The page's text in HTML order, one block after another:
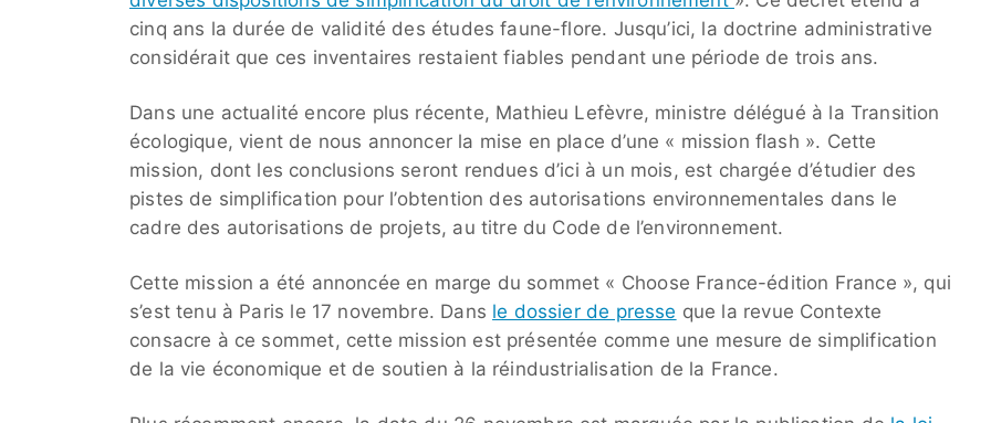
cinq ans la durée de validité des études faune-flore. Jusqu’ici, la doctrine administrative
considérait que ces inventaires restaient fiables pendant une période de trois ans.
Dans une actualité encore plus récente, Mathieu Lefèvre, ministre délégué à la Transition
écologique, vient de nous annoncer la mise en place d’une « mission flash ». Cette
mission, dont les conclusions seront rendues d’ici à un mois, est chargée d’étudier des
pistes de simplification pour l’obtention des autorisations environnementales dans le
cadre des autorisations de projets, au titre du Code de l’environnement.
Cette mission a été annoncée en marge du sommet « Choose France-édition France », qui
s’est tenu à Paris le 17 novembre. Dans le dossier de presse que la revue Contexte
consacre à ce sommet, cette mission est présentée comme une mesure de simplification
de la vie économique et de soutien à la réindustrialisation de la France.